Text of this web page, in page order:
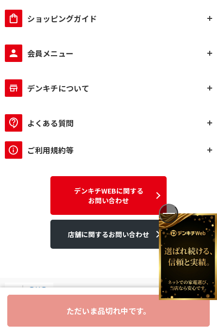
ただいま品切れ中です。
ショッピングガイド
会員メニュー
デンキチについて
よくある質問
ご利用規約等
デンキチWEBに関する
お問い合わせ
店舗に関するお問い合わせ
デンキチはGMOグローバルサイン発行のSSL電子証明書を使用して